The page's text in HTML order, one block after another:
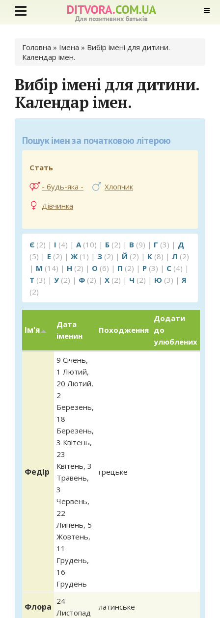
Ви є тут
Головна » Імена » Вибір імені для дитини.
Календар імен.
Вибір імені для дитини.
Календар імен.
Пошук імен за початковою літерою
Стать
- будь-яка -
Хлопчик
Дівчинка
Є (2) | І (4) | А (10) | Б (2) | В (9) | Г (3) | Д
(5) | Е (2) | Ж (1) | З (2) | Й (2) | К (8) | Л (2)
| М (14) | Н (2) | О (6) | П (2) | Р (3) | С (4) |
Т (3) | У (2) | Ф (2) | Х (2) | Ч (2) | Ю (3) | Я
(2)
Ім'я
Дата
іменин
Походження
Додати
до
улюблених
Федір
9 Січень,
1 Лютий,
20 Лютий,
2
Березень,
18
Березень,
3 Квітень,
23
Квітень, 3
Травень,
3
Червень,
22
Липень, 5
Жовтень,
11
Грудень,
16
Грудень
грецьке
Флора
24
Листопад
латинське